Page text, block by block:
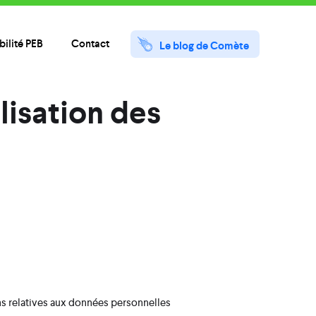
PEB Contact Le blog de Comète
des
relatives aux données personnelles